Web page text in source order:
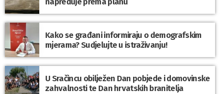
Kako se građani informiraju o demografskim
mjerama? Sudjelujte u istraživanju!
U Sračincu obilježen Dan pobjede i domovinske
zahvalnosti te Dan hrvatskih branitelja